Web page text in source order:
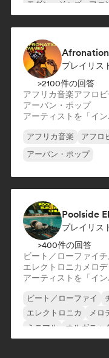
モダン・ジャズ
ファ
プレイリス
>2100件の回答
アフリカ音楽アフロ
アーバン・ポップ
アーティストを「イ
アフリカ音楽 アフロ
アーバン・ポップ
Poolside
プレイリス
>400件の回答
ビート／ローファイ
エレクトロニカ メロ
アーティストを「イ
ビート／ローファイ
エレクトロニカ
メロ
ミニマル
オルガニッ